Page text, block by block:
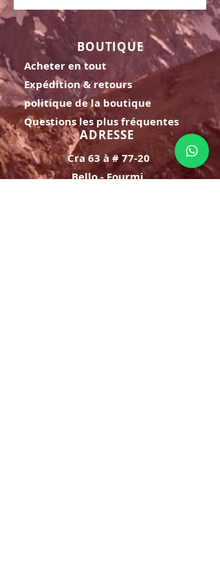
BOUTIQUE
Acheter en tout
Expédition & retours
politique de la boutique
Questions les plus fréquentes
ADRESSE
Cra 63 à # 77-20
Bello - Fourmi.